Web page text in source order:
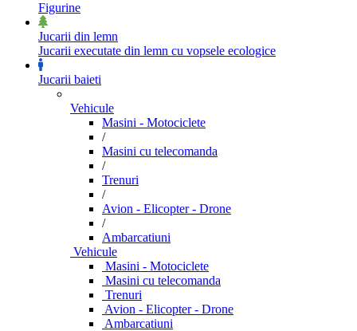
Figurine
Jucarii din lemn
Jucarii executate din lemn cu vopsele ecologice
Jucarii baieti
Vehicule
Masini - Motociclete
/
Masini cu telecomanda
/
Trenuri
/
Avion - Elicopter - Drone
/
Ambarcatiuni
Vehicule
Masini - Motociclete
Masini cu telecomanda
Trenuri
Avion - Elicopter - Drone
Ambarcatiuni